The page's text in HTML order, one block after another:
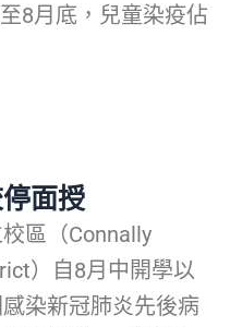
8月底，兒童染疫佔
面授
區（Connally
）自8月中開學以
染新冠肺炎先後病